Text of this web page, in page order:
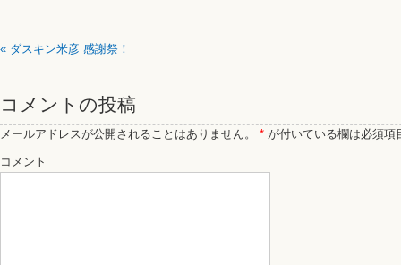
« ダスキン米彦 感謝祭！
コメントの投稿
メールアドレスが公開されることはありません。 * が付いている欄は必須項
コメント